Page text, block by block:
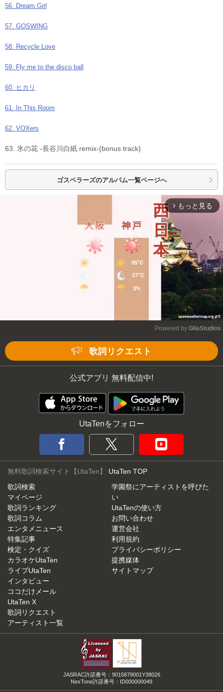
56. Dream Girl
57. GOSWING
58. Recycle Love
59. Fly me to the disco ball
60. ヒカリ
61. In This Room
62. VOXers
63. 氷の花 -長谷川白紙 remix-(bonus track)
ゴスペラーズのアルバム一覧ページへ
arrow_forward_ios もっと見る
Powered by GliaStudios
歌詞リクエスト
公式アプリ 無料配信中!
UtaTenをフォロー
無料歌詞検索サイト【UtaTen】 UtaTen TOP
歌詞検索
マイページ
歌詞ランキング
歌詞コラム
エンタメニュース
特集記事
検定・クイズ
カラオケUtaTen
ライブUtaTen
インタビュー
ココだけメール
UtaTen X
歌詞リクエスト
アーティスト一覧
学園祭にアーティストを呼びた
い
UtaTenの使い方
お問い合わせ
運営会社
利用規約
プライバシーポリシー
提携媒体
サイトマップ
JASRAC許諾番号：9015879001Y38026
NexTone許諾番号：ID000000049